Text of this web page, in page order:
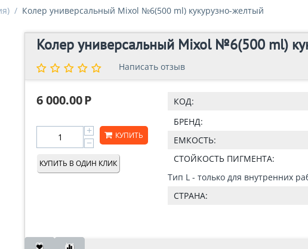
/ Колер универсальный Mixol №6(500 ml) кукурузно-желтый
Колер универсальный Mixol №6(500 ml)
Написать отзыв
6 000.00Р
+
−
КУПИТЬ
Написать отзыв
КУПИТЬ В ОДИН КЛИК
КОД:
БРЕНД:
ЕМКОСТЬ:
СТОЙКОСТЬ ПИГМЕНТА:
Тип L - только для внутренних
СТРАНА: